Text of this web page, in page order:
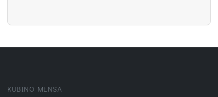
KUBINO MENSA